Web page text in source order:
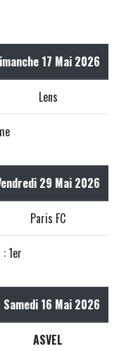
17 Mai 2026
Lens
29 Mai 2026
Paris FC
1er
Samedi 16 Mai 2026
ASVEL